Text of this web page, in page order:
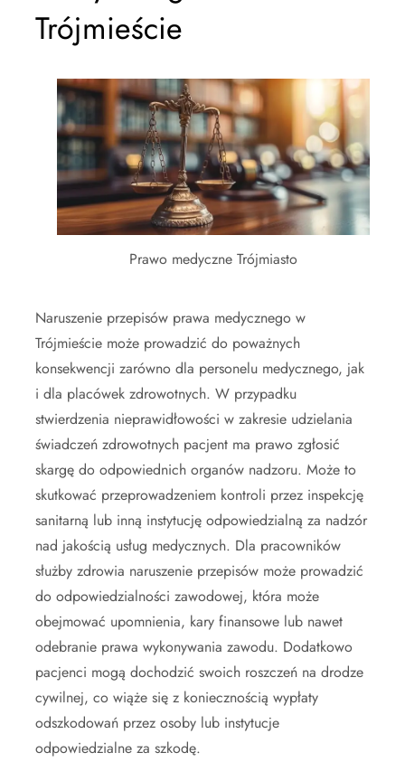
Trójmieście
Prawo medyczne Trójmiasto
Naruszenie przepisów prawa medycznego w
Trójmieście może prowadzić do poważnych
konsekwencji zarówno dla personelu medycznego, jak
i dla placówek zdrowotnych. W przypadku
stwierdzenia nieprawidłowości w zakresie udzielania
świadczeń zdrowotnych pacjent ma prawo zgłosić
skargę do odpowiednich organów nadzoru. Może to
skutkować przeprowadzeniem kontroli przez inspekcję
sanitarną lub inną instytucję odpowiedzialną za nadzór
nad jakością usług medycznych. Dla pracowników
służby zdrowia naruszenie przepisów może prowadzić
do odpowiedzialności zawodowej, która może
obejmować upomnienia, kary finansowe lub nawet
odebranie prawa wykonywania zawodu. Dodatkowo
pacjenci mogą dochodzić swoich roszczeń na drodze
cywilnej, co wiąże się z koniecznością wypłaty
odszkodowań przez osoby lub instytucje
odpowiedzialne za szkodę.